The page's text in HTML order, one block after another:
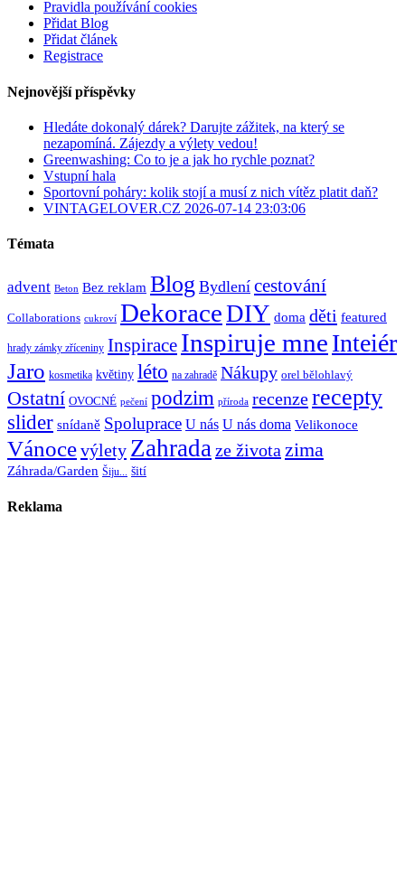
Pravidla používání cookies
Přidat Blog
Přidat článek
Registrace
Nejnovější příspěvky
Hledáte dokonalý dárek? Darujte zážitek, na který se
nezapomíná. Zájezdy a výlety vedou!
Greenwashing: Co to je a jak ho rychle poznat?
Vstupní hala
Sportovní poháry: kolik stojí a musí z nich vítěz platit daň?
VINTAGELOVER.CZ 2026-07-14 23:03:06
Témata
advent Beton Bez reklam Blog Bydlení cestování
Collaborations cukroví DekoraceDIY doma děti featured
hrady zámky zříceniny Inspirace Inspiruje mneInteiér
Jaro kosmetika květiny léto na zahradě Nákupy orel bělohlavý
Ostatní OVOCNÉ pečení podzim příroda recenzerecepty
slider snídaně Spoluprace U nás U nás doma Velikonoce
Vánocevýlety Zahradaze života zima
Záhrada/Garden Šiju... šití
Reklama